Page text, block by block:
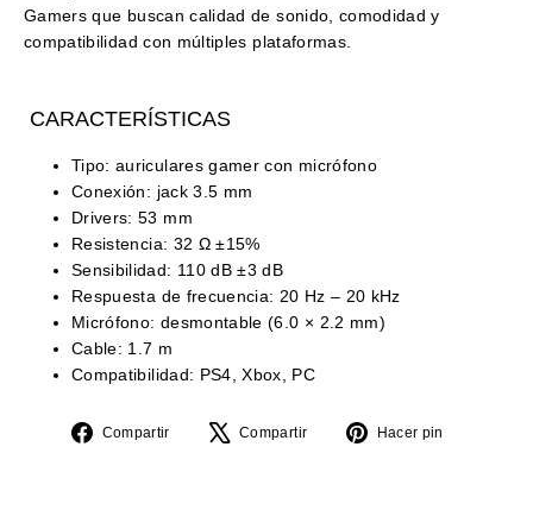
Gamers que buscan calidad de sonido, comodidad y
compatibilidad con múltiples plataformas.
CARACTERÍSTICAS
Tipo: auriculares gamer con micrófono
Conexión: jack 3.5 mm
Drivers: 53 mm
Resistencia: 32 Ω ±15%
Sensibilidad: 110 dB ±3 dB
Respuesta de frecuencia: 20 Hz – 20 kHz
Micrófono: desmontable (6.0 × 2.2 mm)
Cable: 1.7 m
Compatibilidad: PS4, Xbox, PC
Compartir
CompartirCompartir
Tuitear
Hacer pin